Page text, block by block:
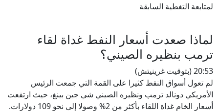
لمتابعة التغطية السابقة
لماذا صعدت أسعار النفط غداة لقاء
ترمب بنظيره الصيني؟
20:53 (بتوقيت غرينيتش)
لم تعول أسواق النفط كثيرا على القمة التي جمعت الرئيس
الأمريكي دونالد ترمب ونظيره الصيني شي جين بينغ، حيث ارتفعت
أسعار الخام غداة اللقاء بأكثر من 2% وصولا إلى نحو 109 دولارات.